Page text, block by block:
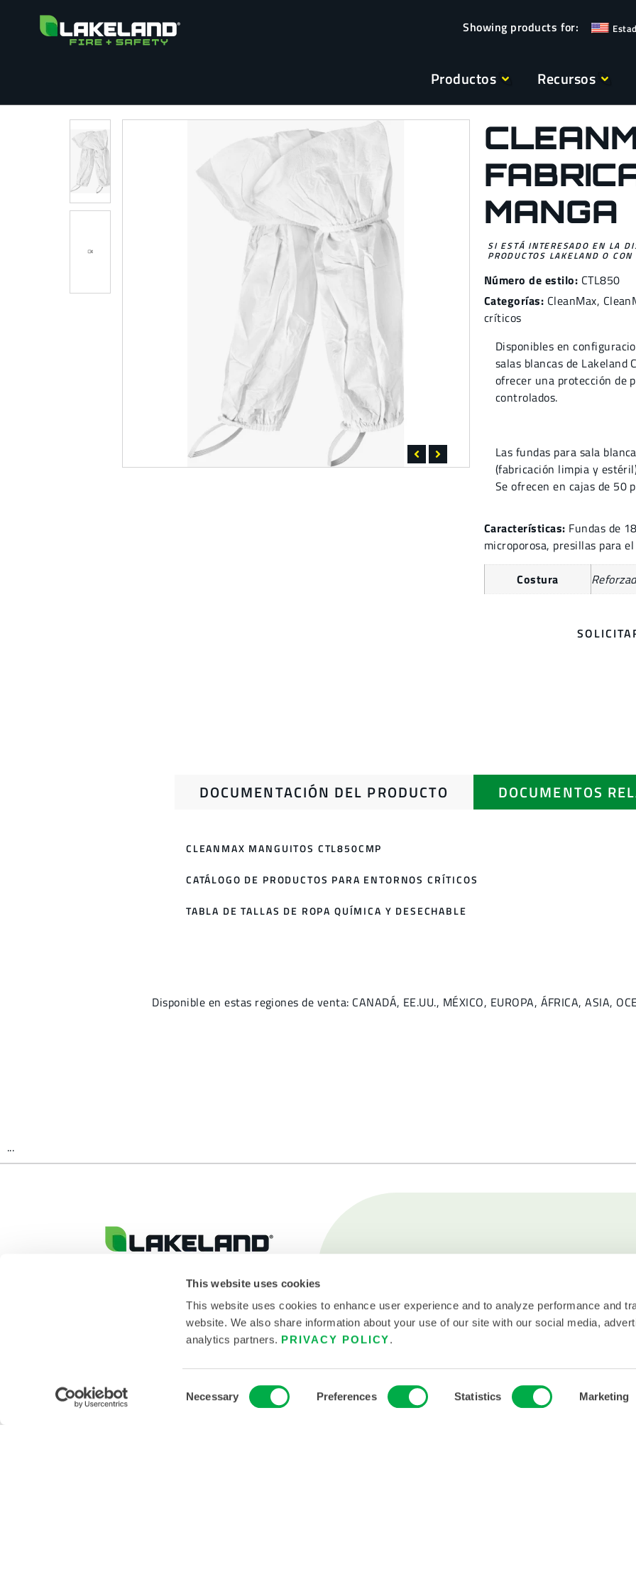
This website uses cookies
This website uses cookies to enhance user experience and to analyze performance and
website. We also share information about your use of our site with our social media,
analytics partners. PRIVACY POLICY.
Selection
Necessary Preferences Statistics Marketing
Productos Recursos
MANGA
SI ESTÁ INTERESADO EN LA
PRODUCTOS LAKELAND O
Número de estilo: CTL850
Categorías: CleanMax,
críticos
Disponibles en
salas blancas de Lakeland
ofrecer una protección de
controlados.
Las fundas para sala
(fabricación limpia y
Se ofrecen en cajas de 50
Características: Fundas de
microporosa, presillas para
Costura
DOCUMENTACIÓN DEL PRODUCTO DOCUMENTOS
CLEANMAX MANGUITOS CTL850CMP
CATÁLOGO DE PRODUCTOS PARA ENTORNOS CRÍTICOS
TABLA DE TALLAS DE ROPA QUÍMICA Y DESECHABLE
Disponible en estas regiones de venta: CANADÁ, EE.UU., MÉXICO, EUROPA, ÁFRICA, ASIA,
...
CONTÁCTENOS
Fuego
Química
Sala blanca
Todos los productos
Acerca de
Empleos
Relación con los